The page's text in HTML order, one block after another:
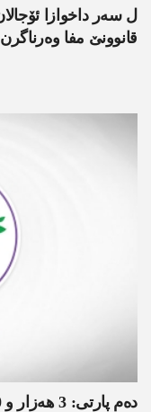
ل سەر داخوازا
قانوونێ مفا وەرناگرن